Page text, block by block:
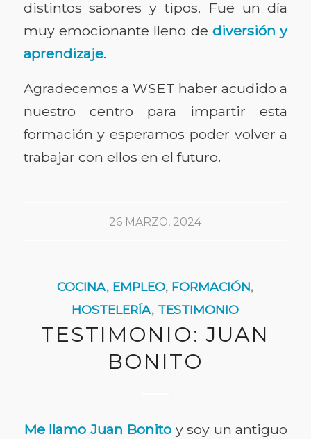
distintos sabores y tipos. Fue un día
muy emocionante lleno dediversión y
aprendizaje.
Agradecemos a WSET haber acudido a
nuestro centro para impartir esta
formación y esperamos poder volver a
trabajar con ellos en el futuro.
26 MARZO, 2024
COCINA, EMPLEO, FORMACIÓN,
HOSTELERÍA, TESTIMONIO
TESTIMONIO: JUAN
BONITO
Me llamo Juan Bonito y soy un antiguo